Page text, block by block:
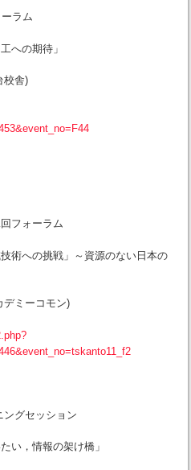
ラム
の期待」
舎)
ォーラム
への挑戦」～資源のない日本の
ミーコモン)
グセッション
，情報の架け橋」